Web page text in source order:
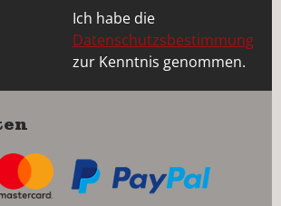
Ich habe die
Datenschutzsbestimmung
zur Kenntnis genommen.